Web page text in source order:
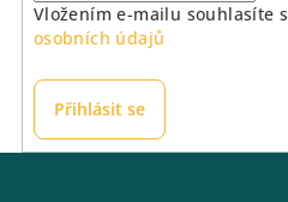
Vložením e-mailu souhlasíte s
osobních údajů
Přihlásit se